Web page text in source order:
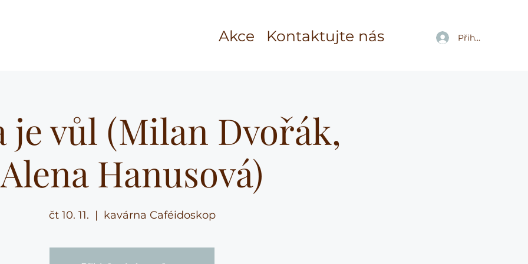
Akce Kontaktujte nás Přihlásit se
je vůl (Milan Dvořák,
Alena Hanusová)
čt 10. 11.
  |
kavárna Caféidoskop